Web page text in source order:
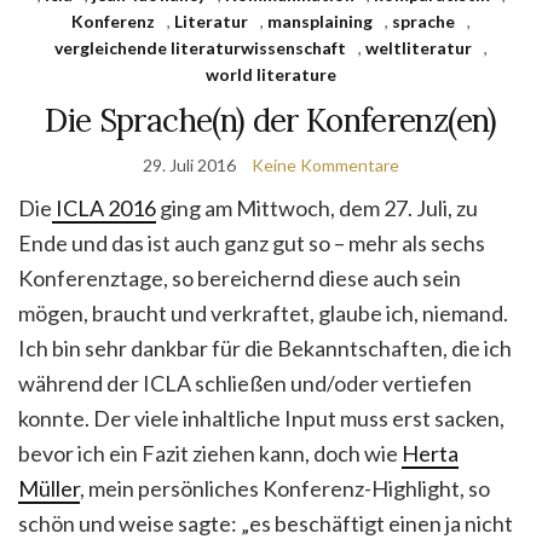
Konferenz
, Literatur , mansplaining , sprache ,
vergleichende literaturwissenschaft
, weltliteratur ,
world literature
Die Sprache(n) der Konferenz(en)
29. Juli 2016 Keine Kommentare
Die ICLA 2016ging am Mittwoch, dem 27. Juli, zu
Ende und das ist auch ganz gut so – mehr als sechs
Konferenztage, so bereichernd diese auch sein
mögen, braucht und verkraftet, glaube ich, niemand.
Ich bin sehr dankbar für die Bekanntschaften, die ich
während der ICLA schließen und/oder vertiefen
konnte. Der viele inhaltliche Input muss erst sacken,
bevor ich ein Fazit ziehen kann, doch wie Herta
Müller, mein persönliches Konferenz-Highlight, so
schön und weise sagte: „es beschäftigt einen ja nicht